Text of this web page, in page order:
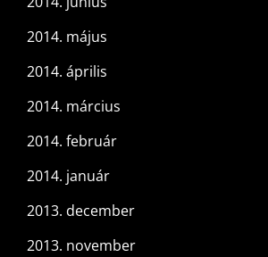
2014. május
2014. április
2014. március
2014. február
2014. január
2013. december
2013. november